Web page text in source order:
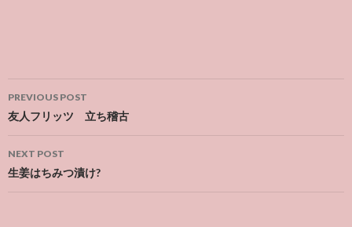
Post
navigation
PREVIOUS POST
友人フリッツ 立ち稽古
NEXT POST
生姜はちみつ漬け?